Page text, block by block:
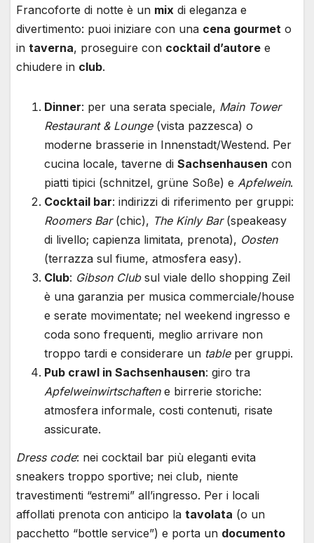
Francoforte di notte è un mix di eleganza e
divertimento: puoi iniziare con una cena gourmet o
in taverna, proseguire con cocktail d’autore e
chiudere in club.
Dinner: per una serata speciale, Main Tower
Restaurant & Lounge(vista pazzesca) o
moderne brasserie in Innenstadt/Westend. Per
cucina locale, taverne di Sachsenhausen con
piatti tipici (schnitzel, grüne Soße) e Apfelwein.
Cocktail bar: indirizzi di riferimento per gruppi:
Roomers Bar(chic), The Kinly Bar(speakeasy
di livello; capienza limitata, prenota), Oosten
(terrazza sul fiume, atmosfera easy).
Club: Gibson Clubsul viale dello shopping Zeil
è una garanzia per musica commerciale/house
e serate movimentate; nel weekend ingresso e
coda sono frequenti, meglio arrivare non
troppo tardi e considerare un tableper gruppi.
Pub crawl in Sachsenhausen: giro tra
Apfelweinwirtschaftene birrerie storiche:
atmosfera informale, costi contenuti, risate
assicurate.
Dress code: nei cocktail bar più eleganti evita
sneakers troppo sportive; nei club, niente
travestimenti “estremi” all’ingresso. Per i locali
affollati prenota con anticipo la tavolata (o un
pacchetto “bottle service”) e porta un documento